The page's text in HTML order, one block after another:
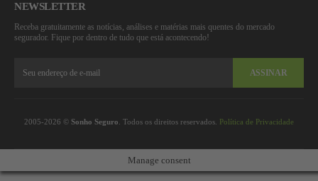
NEWSLETTER
Receba gratuitamente as notícias, análises e matérias mais quentes do mercado
segurador. Fique por dentro de tudo que está acontecendo!
ASSINAR
2005-2026 © Sonho Seguro . Todos os direitos reservados. Política de Privacidade
Manage consent